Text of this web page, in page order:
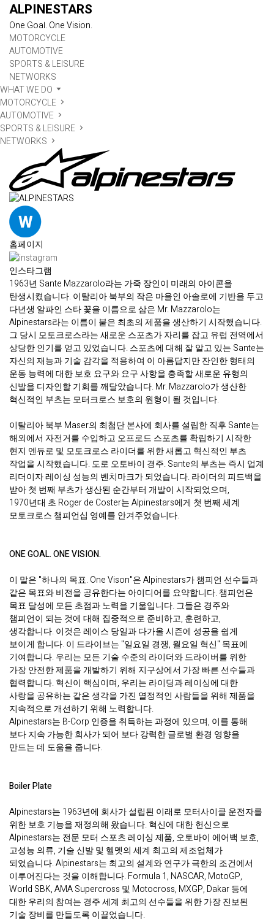
ALPINESTARS
One Goal. One Vision.
MOTORCYCLE
AUTOMOTIVE
SPORTS & LEISURE
NETWORKS
WHAT WE DO
MOTORCYCLE
AUTOMOTIVE
SPORTS & LEISURE
NETWORKS
홈페이지
인스타그램
1963년 Sante Mazzarolo라는 가죽 장인이 미래의 아이콘을
탄생시켰습니다. 이탈리아 북부의 작은 마을인 아솔로에 기반을 두고
다년생 알파인 스타 꽃을 이름으로 삼은 Mr. Mazzarolo는
Alpinestars라는 이름이 붙은 최초의 제품을 생산하기 시작했습니다.
그 당시 모토크로스라는 새로운 스포츠가 자리를 잡고 유럽 전역에서
상당한 인기를 얻고 있었습니다. 스포츠에 대해 잘 알고 있는 Sante는
자신의 재능과 기술 감각을 적용하여 이 아름답지만 잔인한 형태의
운동 능력에 대한 보호 요구와 요구 사항을 충족할 새로운 유형의
신발을 디자인할 기회를 깨달았습니다. Mr. Mazzarolo가 생산한
혁신적인 부츠는 모터크로스 보호의 원형이 될 것입니다.
이탈리아 북부 Maser의 최첨단 본사에 회사를 설립한 직후 Sante는
해외에서 자전거를 수입하고 오프로드 스포츠를 확립하기 시작한
현지 엔듀로 및 모토크로스 라이더를 위한 새롭고 혁신적인 부츠
작업을 시작했습니다. 도로 오토바이 경주. Sante의 부츠는 즉시 업계
리더이자 레이싱 성능의 벤치마크가 되었습니다. 라이더의 피드백을
받아 첫 번째 부츠가 생산된 순간부터 개발이 시작되었으며,
1970년대 초 Roger de Coster는 Alpinestars에게 첫 번째 세계
모토크로스 챔피언십 영예를 안겨주었습니다.
ONE GOAL. ONE VISION.
이 말은 "하나의 목표. One Vison"은 Alpinestars가 챔피언 선수들과
같은 목표와 비전을 공유한다는 아이디어를 요약합니다. 챔피언은
목표 달성에 모든 초점과 노력을 기울입니다. 그들은 경주와
챔피언이 되는 것에 대해 집중적으로 준비하고, 훈련하고,
생각합니다. 이것은 레이스 당일과 다가올 시즌에 성공을 쉽게
보이게 합니다. 이 드라이브는 "일요일 경쟁, 월요일 혁신" 목표에
기여합니다. 우리는 모든 기술 수준의 라이더와 드라이버를 위한
가장 안전한 제품을 개발하기 위해 지구상에서 가장 빠른 선수들과
협력합니다. 혁신이 핵심이며, 우리는 라이딩과 레이싱에 대한
사랑을 공유하는 같은 생각을 가진 열정적인 사람들을 위해 제품을
지속적으로 개선하기 위해 노력합니다.
Alpinestars는 B-Corp 인증을 취득하는 과정에 있으며, 이를 통해
보다 지속 가능한 회사가 되어 보다 강력한 글로벌 환경 영향을
만드는 데 도움을 줍니다.
Boiler Plate
Alpinestars는 1963년에 회사가 설립된 이래로 모터사이클 운전자를
위한 보호 기능을 재정의해 왔습니다. 혁신에 대한 헌신으로
Alpinestars는 전문 모터 스포츠 레이싱 제품, 오토바이 에어백 보호,
고성능 의류, 기술 신발 및 헬멧의 세계 최고의 제조업체가
되었습니다. Alpinestars는 최고의 설계와 연구가 극한의 조건에서
이루어진다는 것을 이해합니다. Formula 1, NASCAR, MotoGP,
World SBK, AMA Supercross 및 Motocross, MXGP, Dakar 등에
대한 우리의 참여는 경주 세계 최고의 선수들을 위한 가장 진보된
기술 장비를 만들도록 이끌었습니다.